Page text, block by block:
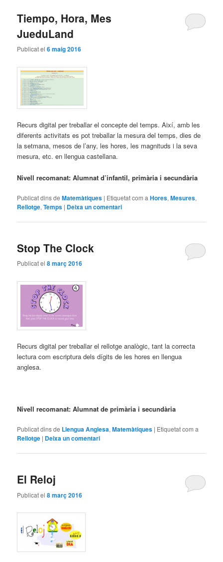
Tiempo, Hora, Mes
JueduLand
Publicat el6 maig 2016
Recurs digital per treballar el concepte del temps. Així, amb les
diferents activitats es pot treballar la mesura del temps, dies de
la setmana, mesos de l’any, les hores, les magnituds i la seva
mesura, etc. en llengua castellana.
Nivell recomanat: Alumnat d’infantil, primària i secundària
Publicat dins de Matemàtiques | Etiquetat com a Hores,Mesures,
Rellotge,Temps | Deixa un comentari
Stop The Clock
Publicat el8 març 2016
Recurs digital per treballar el rellotge analògic, tant la correcta
lectura com escriptura dels dígits de les hores en llengua
anglesa.
Nivell recomanat: Alumnat de primària i secundària
Publicat dins de Llengua Anglesa,Matemàtiques | Etiquetat com a
Rellotge | Deixa un comentari
El Reloj
Publicat el8 març 2016